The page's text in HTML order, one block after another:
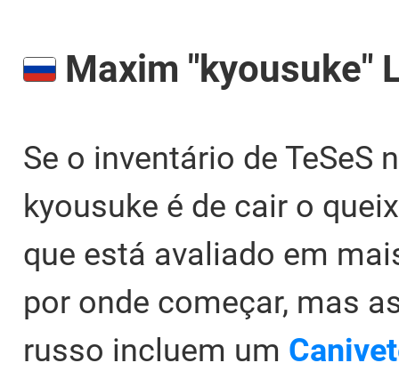
Maxim "kyousuke"
Se o inventário de TeSeS
kyousuke é de cair o
que está avaliado em
por onde começar, mas
russo incluem um